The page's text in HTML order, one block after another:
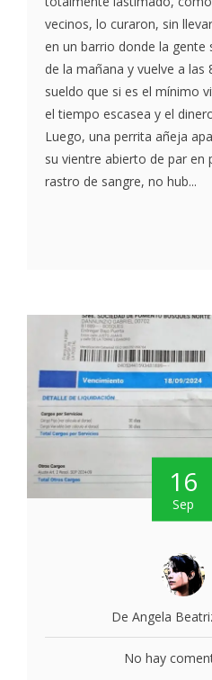
vecinos, lo curaron, sin
en un barrio donde la gente
de la mañana y vuelve a las
sueldo que si es el mínimo
el tiempo escasea y el
Luego, una perrita añeja
su vientre abierto de par en
rastro de sangre, no hub...
16
Sep
De Angela
No hay